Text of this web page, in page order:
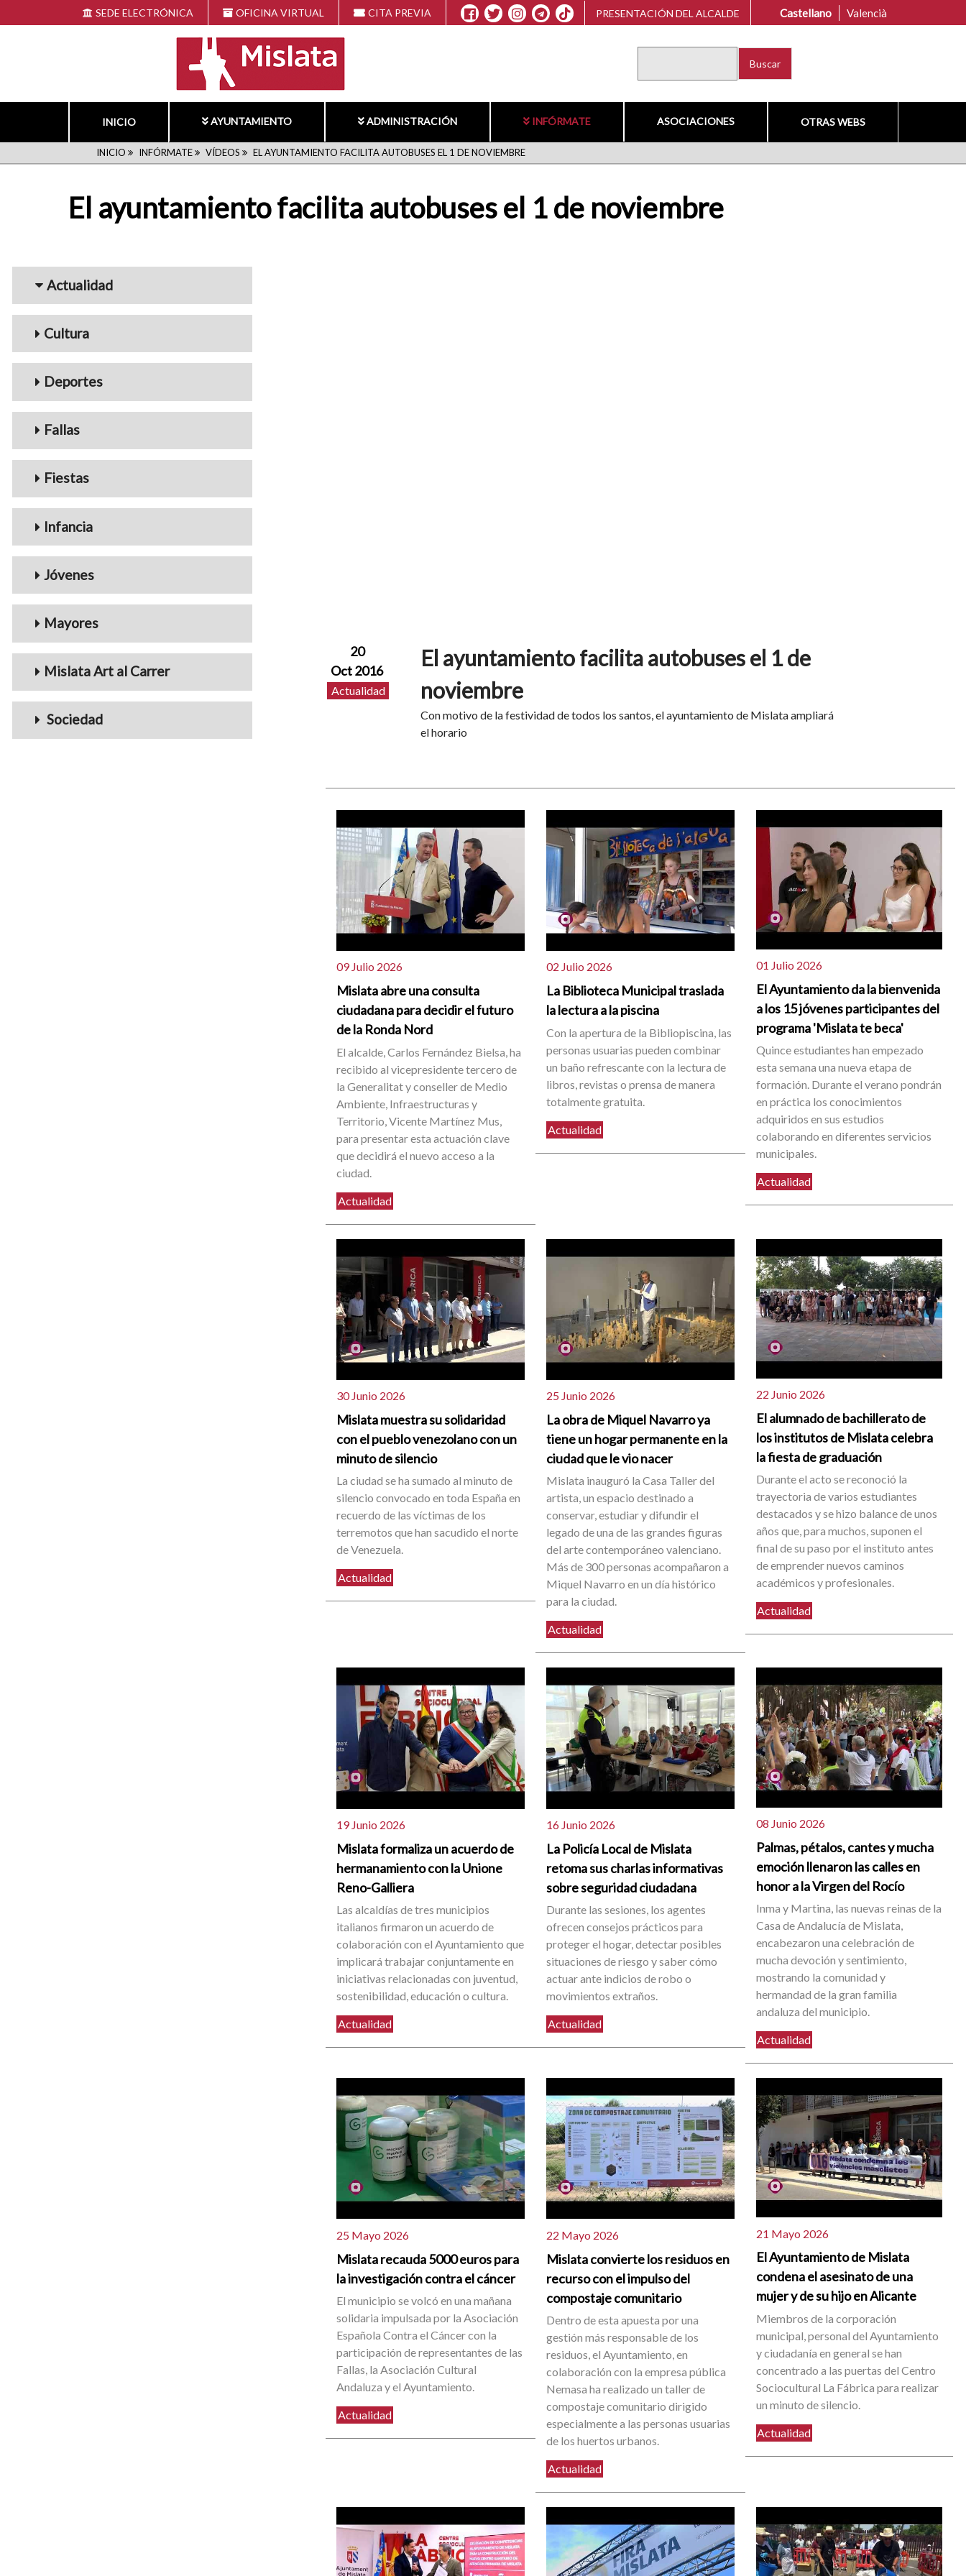
al
SEDE ELECTRÓNICA OFICINA VIRTUAL CITA PREVIA PRESENTACIÓN DEL ALCALDE Castellano Valencià
INICIO AYUNTAMIENTO ADMINISTRACIÓN INFÓRMATE ASOCIACIONES OTRAS WEBS
RUTA
DE
NAVEGACIÓN
INICIO INFÓRMATE VÍDEOS EL AYUNTAMIENTO FACILITA AUTOBUSES EL 1 DE NOVIEMBRE
El ayuntamiento facilita autobuses el 1 de noviembre
Menu_Videos
Actualidad
Cultura
Deportes
Fallas
Fiestas
Infancia
Jóvenes
Mayores
Mislata Art al Carrer
Sociedad
20
Oct 2016
Actualidad
El ayuntamiento facilita autobuses el 1 de
noviembre
Con motivo de la festividad de todos los santos, el ayuntamiento de Mislata ampliará
el horario
09 Julio 2026
Mislata abre una consulta
ciudadana para decidir el futuro
de la Ronda Nord
El alcalde, Carlos Fernández Bielsa, ha
recibido al vicepresidente tercero de
la Generalitat y conseller de Medio
Ambiente, Infraestructuras y
Territorio, Vicente Martínez Mus,
para presentar esta actuación clave
que decidirá el nuevo acceso a la
ciudad.
Actualidad
02 Julio 2026
La Biblioteca Municipal traslada
la lectura a la piscina
Con la apertura de la Bibliopiscina, las
personas usuarias pueden combinar
un baño refrescante con la lectura de
libros, revistas o prensa de manera
totalmente gratuita.
Actualidad
01 Julio 2026
El Ayuntamiento da la bienvenida
a los 15 jóvenes participantes del
programa 'Mislata te beca'
Quince estudiantes han empezado
esta semana una nueva etapa de
formación. Durante el verano pondrán
en práctica los conocimientos
adquiridos en sus estudios
colaborando en diferentes servicios
municipales.
Actualidad
30 Junio 2026
Mislata muestra su solidaridad
con el pueblo venezolano con un
minuto de silencio
La ciudad se ha sumado al minuto de
silencio convocado en toda España en
recuerdo de las víctimas de los
terremotos que han sacudido el norte
de Venezuela.
Actualidad
25 Junio 2026
La obra de Miquel Navarro ya
tiene un hogar permanente en la
ciudad que le vio nacer
Mislata inauguró la Casa Taller del
artista, un espacio destinado a
conservar, estudiar y difundir el
legado de una de las grandes figuras
del arte contemporáneo valenciano.
Más de 300 personas acompañaron a
Miquel Navarro en un día histórico
para la ciudad.
Actualidad
22 Junio 2026
El alumnado de bachillerato de
los institutos de Mislata celebra
la fiesta de graduación
Durante el acto se reconoció la
trayectoria de varios estudiantes
destacados y se hizo balance de unos
años que, para muchos, suponen el
final de su paso por el instituto antes
de emprender nuevos caminos
académicos y profesionales.
Actualidad
19 Junio 2026
Mislata formaliza un acuerdo de
hermanamiento con la Unione
Reno-Galliera
Las alcaldías de tres municipios
italianos firmaron un acuerdo de
colaboración con el Ayuntamiento que
implicará trabajar conjuntamente en
iniciativas relacionadas con juventud,
sostenibilidad, educación o cultura.
Actualidad
16 Junio 2026
La Policía Local de Mislata
retoma sus charlas informativas
sobre seguridad ciudadana
Durante las sesiones, los agentes
ofrecen consejos prácticos para
proteger el hogar, detectar posibles
situaciones de riesgo y saber cómo
actuar ante indicios de robo o
movimientos extraños.
Actualidad
08 Junio 2026
Palmas, pétalos, cantes y mucha
emoción llenaron las calles en
honor a la Virgen del Rocío
Inma y Martina, las nuevas reinas de la
Casa de Andalucía de Mislata,
encabezaron una celebración de
mucha devoción y sentimiento,
mostrando la comunidad y
hermandad de la gran familia
andaluza del municipio.
Actualidad
25 Mayo 2026
Mislata recauda 5000 euros para
la investigación contra el cáncer
El municipio se volcó en una mañana
solidaria impulsada por la Asociación
Española Contra el Cáncer con la
participación de representantes de las
Fallas, la Asociación Cultural
Andaluza y el Ayuntamiento.
Actualidad
22 Mayo 2026
Mislata convierte los residuos en
recurso con el impulso del
compostaje comunitario
Dentro de esta apuesta por una
gestión más responsable de los
residuos, el Ayuntamiento, en
colaboración con la empresa pública
Nemasa ha realizado un taller de
compostaje comunitario dirigido
especialmente a las personas usuarias
de los huertos urbanos.
Actualidad
21 Mayo 2026
El Ayuntamiento de Mislata
condena el asesinato de una
mujer y de su hijo en Alicante
Miembros de la corporación
municipal, personal del Ayuntamiento
y ciudadanía en general se han
concentrado a las puertas del Centro
Sociocultural La Fábrica para realizar
un minuto de silencio.
Actualidad